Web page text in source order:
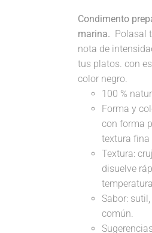
Condimento
marina. Polasal
nota de
tus platos. con
color negro.
100 %
Forma y
con forma
textura fina
Textura:
disuelve
Sabor:
común.